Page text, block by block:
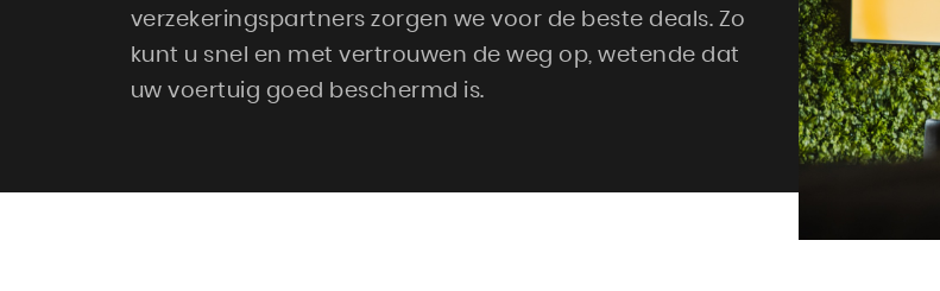
verzekeringspartners zorgen we voor de beste deals. Zo
kunt u snel en met vertrouwen de weg op, wetende dat
uw voertuig goed beschermd is.